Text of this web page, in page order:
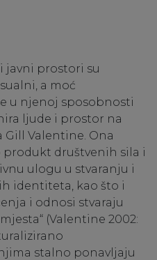
javni prostori su
a moć
u njenoj sposobnosti
ljude i prostor na
Valentine. Ona
društvenih sila i
ulogu u stvaranju i
identiteta, kao što i
i odnosi stvaraju
(Valentine 2002:
stalno ponavljaju